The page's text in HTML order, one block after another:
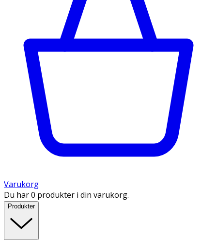
Varukorg
Du har 0 produkter i din varukorg.
Produkter